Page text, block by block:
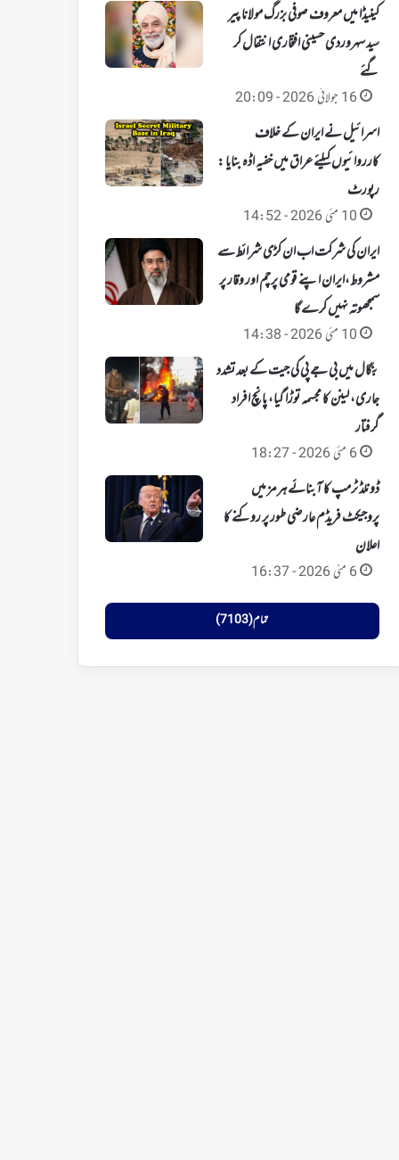
کینیڈا میں معروف صوفی بزرگ مولانا پیر
سید سہروردی حسینی افتخاری انتقال کر
گئے
16 جولائی 2026 - 20:09
اسرائیل نے ایران کے خلاف
کارروائیوں کیلئے عراق میں خفیہ اڈہ بنایا :
رپورٹ
10 مئی 2026 - 14:52
ایران کی شرکت اب ان کڑی شرائط سے
مشروط،ایران اپنے قومی پرچم اور وقار پر
سمجھوتہ نہیں کرے گا
10 مئی 2026 - 14:38
بنگال میں بی جے پی کی جیت کے بعد تشدد
جاری، لینن کا مجسمہ توڑا گیا، پانچ افراد
گرفتار
6 مئی 2026 - 18:27
ڈونلڈ ٹرمپ کا آبنائے ہرمز میں
پروجیکٹ فریڈم عارضی طور پر روکنے کا
اعلان
6 مئی 2026 - 16:37
تمام (7103)